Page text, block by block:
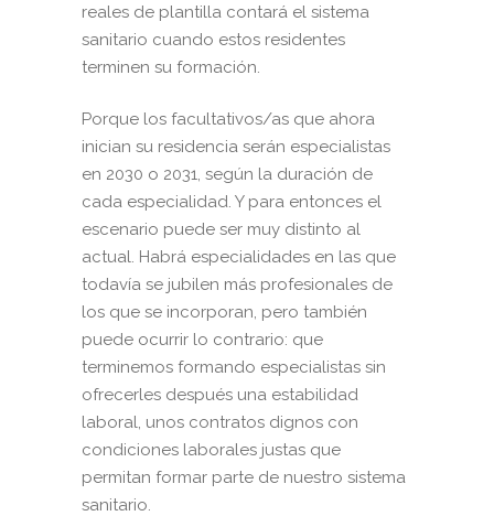
reales de plantilla contará el sistema
sanitario cuando estos residentes
terminen su formación.
Porque los facultativos/as que ahora
inician su residencia serán especialistas
en 2030 o 2031, según la duración de
cada especialidad. Y para entonces el
escenario puede ser muy distinto al
actual. Habrá especialidades en las que
todavía se jubilen más profesionales de
los que se incorporan, pero también
puede ocurrir lo contrario: que
terminemos formando especialistas sin
ofrecerles después una estabilidad
laboral, unos contratos dignos con
condiciones laborales justas que
permitan formar parte de nuestro sistema
sanitario.